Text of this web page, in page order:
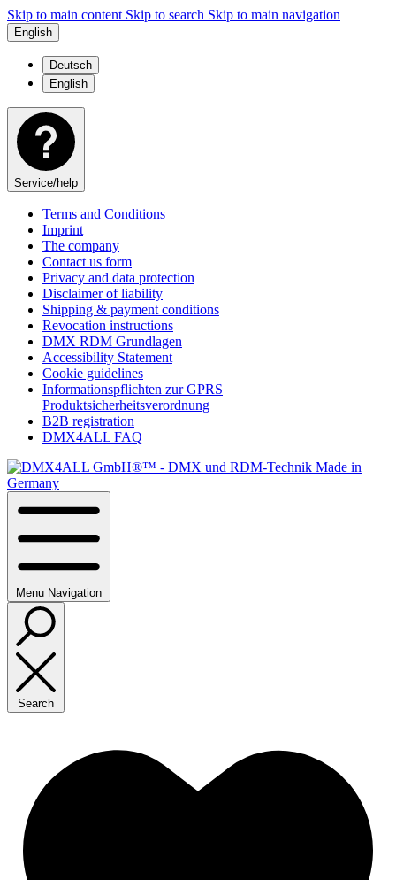
Skip to main content Skip to search Skip to main navigation
English
Deutsch
English
Service/help
Terms and Conditions
Imprint
The company
Contact us form
Privacy and data protection
Disclaimer of liability
Shipping & payment conditions
Revocation instructions
DMX RDM Grundlagen
Accessibility Statement
Cookie guidelines
Informationspflichten zur GPRS
Produktsicherheitsverordnung
B2B registration
DMX4ALL FAQ
Menu Navigation
Search